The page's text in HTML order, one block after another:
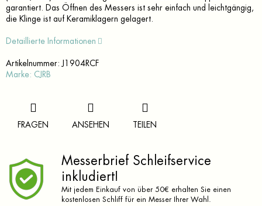
garantiert. Das Öffnen des Messers ist sehr einfach und leichtgängig,
die Klinge ist auf Keramiklagern gelagert.
Detaillierte Informationen
Artikelnummer:
J1904RCF
Marke: CJRB
FRAGEN ANSEHEN TEILEN
Messerbrief Schleifservice
inkludiert!
Mit jedem Einkauf von über 50€ erhalten Sie einen
kostenlosen Schliff für ein Messer Ihrer Wahl.